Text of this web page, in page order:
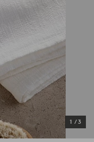
1 /3